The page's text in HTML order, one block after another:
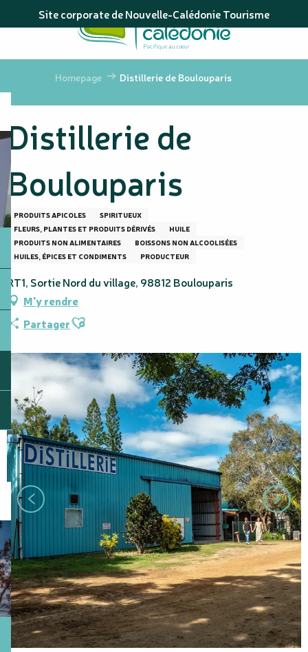
au
principal
Site corporate de Nouvelle-Calédonie Tourisme
Homepage Distillerie de Boulouparis
Distillerie de
Boulouparis
PRODUITS APICOLES
SPIRITUEUX
FLEURS, PLANTES ET PRODUITS DÉRIVÉS
HUILE
PRODUITS NON ALIMENTAIRES
BOISSONS NON ALCOOLISÉES
HUILES, ÉPICES ET CONDIMENTS
PRODUCTEUR
RT1, Sortie Nord du village, 98812 Boulouparis
M'y rendre
PartagerAjouter aux favoris